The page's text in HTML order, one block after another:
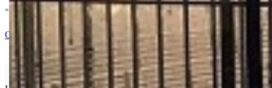
* U cenu je uracunat PDV * Dodaj u Korpu
Ocenite i napišite preporuku
Isporuka Info